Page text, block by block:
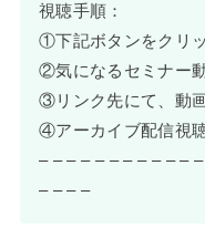
視聴手順：
①下記ボタンをクリ
②気になるセミナー
③リンク先にて、動
④アーカイブ配信視
– – – – – – – – – – –
– – – –